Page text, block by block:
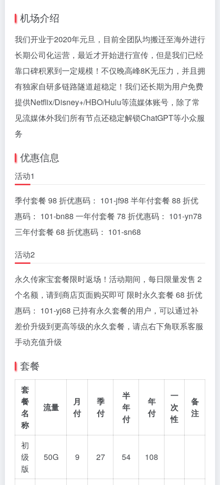
机场介绍
我们开业于2020年元旦，目前全团队均搬迁至海外进行
长期公司化运营，最近才开始进行宣传，但是我们已经
靠口碑积累到一定规模！不仅晚高峰8K无压力，并且拥
有独家自研多链路隧道超稳定！我们还长期为用户免费
提供Netflix/Disney+/HBO/Hulu等流媒体账号，除了常
见流媒体外我们所有节点还稳定解锁ChatGPT等小众服
务
优惠信息
活动1
季付套餐 98 折优惠码： 101-jf98 半年付套餐 88 折优
惠码： 101-bn88 一年付套餐 78 折优惠码： 101-yn78
三年付套餐 68 折优惠码： 101-sn68
活动2
永久传家宝套餐限时返场！活动期间，每日限量发售 2
个名额，请到商店页面购买即可 限时永久套餐 68 折优
惠码： 101-yj68 已持有永久套餐的用户，可以通过补
差价升级到更高等级的永久套餐，请点右下角联系客服
手动充值升级
套餐
套
餐
名
称
流量
月
付
季
付
半
年
付
年
付
一
次
性
备
注
初
级
版
50G 9 27 54 108